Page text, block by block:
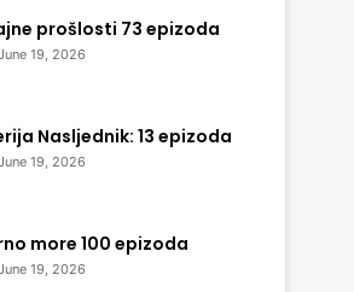
prošlosti 73 epizoda
19, 2026
Nasljednik: 13 epizoda
19, 2026
more 100 epizoda
19, 2026